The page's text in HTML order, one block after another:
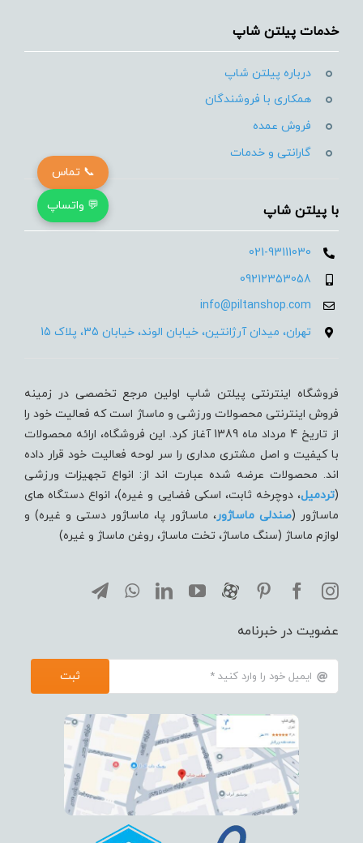
خدمات پیلتن شاپ
درباره پیلتن شاپ
همکاری با فروشندگان
فروش عمده
گارانتی و خدمات
با پیلتن شاپ
021-93111030
09212353058
info@piltanshop.com
تهران، میدان آرژانتین، خیابان الوند، خیابان 35، پلاک 15
فروشگاه اینترنتی پیلتن شاپ اولین مرجع تخصصی در زمینه
فروش اینترنتی محصولات ورزشی و ماساژ است که فعالیت خود را
از تاریخ 4 مرداد ماه 1389 آغاز کرد. این فروشگاه، ارائه محصولات
با کیفیت و اصل مشتری مداری را سر لوحه فعالیت خود قرار داده
اند. محصولات عرضه شده عبارت اند از: انواع تجهیزات ورزشی
(تردميل، دوچرخه ثابت، اسکی فضایی و غیره)، انواع دستگاه های
ماساژور (صندلی ماساژور، ماساژور پا، ماساژور دستی و غیره) و
لوازم ماساژ (سنگ ماساژ، تخت ماساژ، روغن ماساژ و غیره)
عضویت در خبرنامه
ثبت
📞 تماس
💬 واتساپ